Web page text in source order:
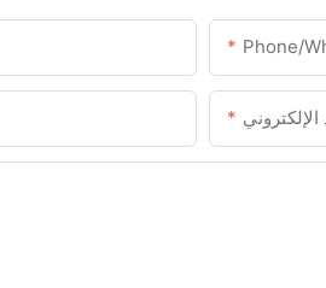
Phone/
الإلكتروني